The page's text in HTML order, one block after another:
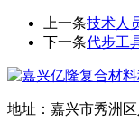
上一条技术人
下一条代步工
地址：嘉兴市秀洲